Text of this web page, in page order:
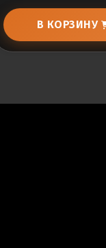
В КОРЗИНУ